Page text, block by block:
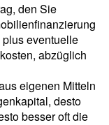
den Sie
eventuelle
abzüglich
eigenen Mitteln
desto
besser oft die